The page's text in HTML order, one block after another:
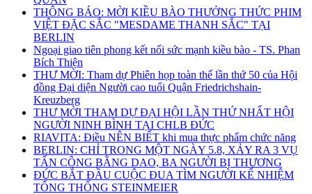
THÔNG BÁO: MỜI KIỀU BÀO THƯỞNG THỨC PHIM
VIỆT ĐẶC SẮC "MESDAME THANH SẮC" TẠI
BERLIN
Ngoại giao tiên phong kết nối sức mạnh kiều bào - TS. Phan
Bích Thiện
THƯ MỜI: Tham dự Phiên họp toàn thể lần thứ 50 của Hội
đồng Đại diện Người cao tuổi Quận Friedrichshain-
Kreuzberg
THƯ MỜI THAM DỰ ĐẠI HỘI LẦN THỨ NHẤT HỘI
NGƯỜI NINH BÌNH TẠI CHLB ĐỨC
RIAVITA: Điều NÊN BIẾT khi mua thực phẩm chức năng
BERLIN: CHỈ TRONG MỘT NGÀY 5.8, XẢY RA 3 VỤ
TẤN CÔNG BẰNG DAO, BA NGƯỜI BỊ THƯƠNG
ĐỨC BẮT ĐẦU CUỘC ĐUA TÌM NGƯỜI KẾ NHIỆM
TỔNG THỐNG STEINMEIER